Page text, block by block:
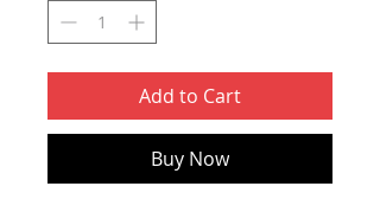
Add to Cart
Buy Now